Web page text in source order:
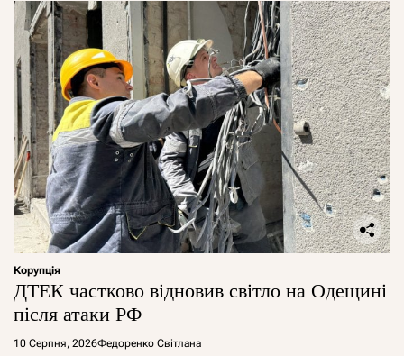
Корупція
ДТЕК частково відновив світло на Одещині
після атаки РФ
10 Серпня, 2026Федоренко Світлана